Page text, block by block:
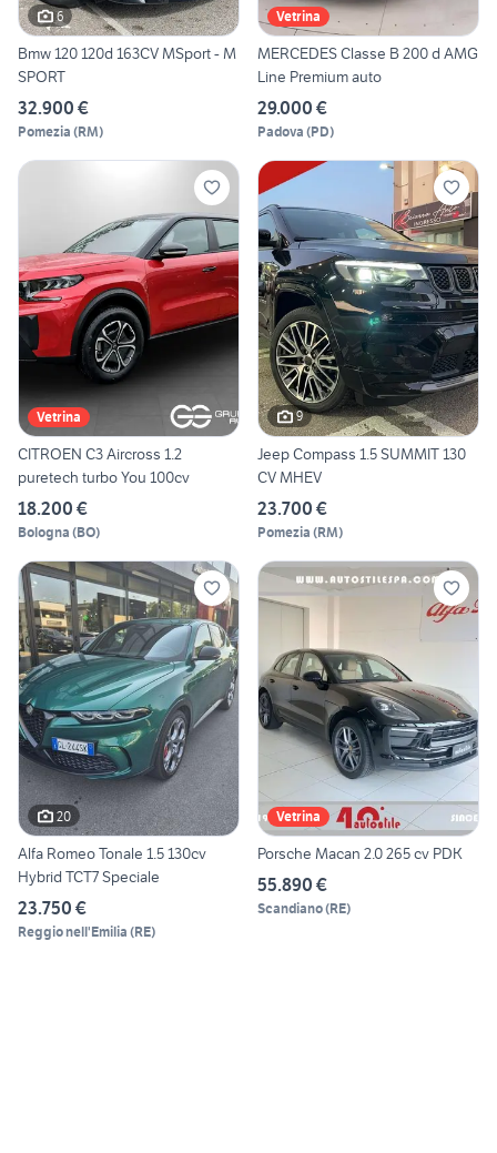
6
Bmw 120 120d 163CV MSport - M
SPORT
32.900 €
Pomezia (RM)
Vetrina
MERCEDES Classe B 200 d AMG
Line Premium auto
29.000 €
Padova (PD)
Vetrina
CITROEN C3 Aircross 1.2
puretech turbo You 100cv
18.200 €
Bologna (BO)
9
Jeep Compass 1.5 SUMMIT 130
CV MHEV
23.700 €
Pomezia (RM)
20
Alfa Romeo Tonale 1.5 130cv
Hybrid TCT7 Speciale
23.750 €
Reggio nell'Emilia (RE)
Vetrina
Porsche Macan 2.0 265 cv PDK
55.890 €
Scandiano(RE)